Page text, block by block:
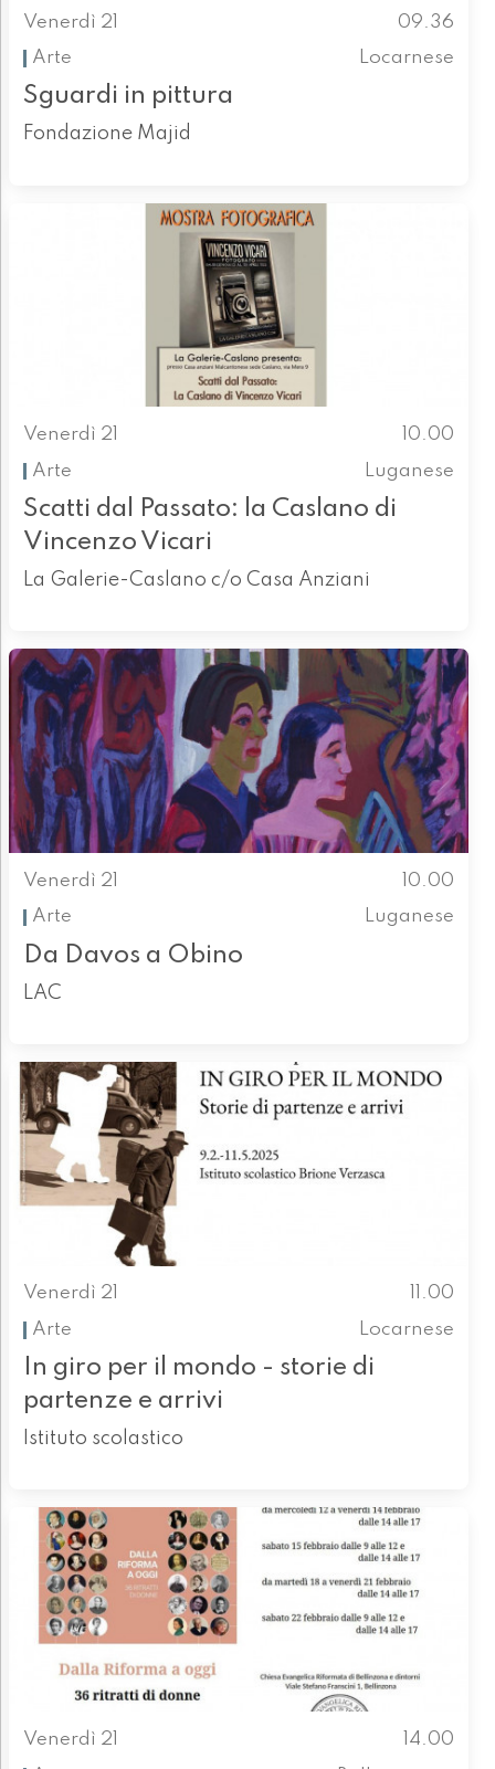
Venerdì 21
09.36
Arte
Locarnese
Sguardi in pittura
Fondazione Majid
Venerdì 21
10.00
Arte
Luganese
Scatti dal Passato: la Caslano di
Vincenzo Vicari
La Galerie-Caslano c/o Casa Anziani
Venerdì 21
10.00
Arte
Luganese
Da Davos a Obino
LAC
Venerdì 21
11.00
Arte
Locarnese
In giro per il mondo - storie di
partenze e arrivi
Istituto scolastico
Venerdì 21
14.00